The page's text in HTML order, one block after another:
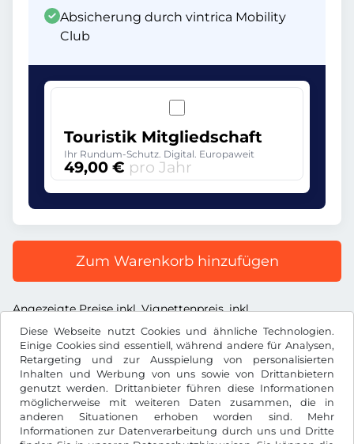
Diese Webseite nutzt Cookies und ähnliche Technologien.
Einige Cookies sind essentiell, während andere für Analysen,
Retargeting und zur Ausspielung von personalisierten
Inhalten und Werbung von uns sowie von Drittanbietern
genutzt werden. Drittanbieter führen diese Informationen
möglicherweise mit weiteren Daten zusammen, die in
anderen Situationen erhoben worden sind. Mehr
Informationen zur Datenverarbeitung durch uns und Dritte
Absicherung durch vintrica Mobility
Club
Touristik Mitgliedschaft
Ihr Rundum-Schutz. Digital. Europaweit
49,00 € pro Jahr
Zum Warenkorb hinzufügen
Angezeigte Preise inkl. Vignettenpreis, inkl.
Dienstleistungsentgelt und inkl. der gesetzl. MwSt.
€EUR